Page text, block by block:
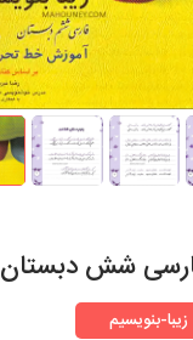
شش دبستان
زیبا-بنویسیم